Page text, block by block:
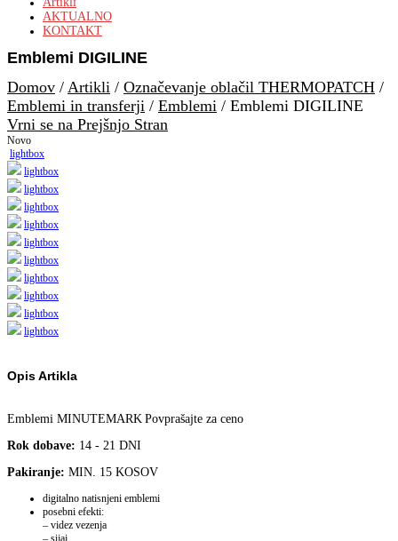
AKTUALNO
KONTAKT
Emblemi DIGILINE
Domov / Artikli / Označevanje oblačil THERMOPATCH /
Emblemi in transferji / Emblemi / Emblemi DIGILINE
Vrni se na Prejšnjo Stran
Novo
lightbox
lightbox
lightbox
lightbox
lightbox
lightbox
lightbox
lightbox
lightbox
lightbox
lightbox
Opis Artikla
Emblemi MINUTEMARK Povprašajte za ceno
Rok dobave: 14 - 21 DNI
Pakiranje: MIN. 15 KOSOV
digitalno natisnjeni emblemi
posebni efekti:
– videz vezenja
– sijaj